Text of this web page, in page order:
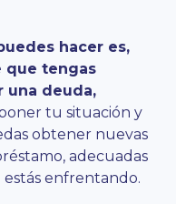
hacer es,
que tengas
una deuda,
tu situación y
obtener nuevas
adecuadas
enfrentando.